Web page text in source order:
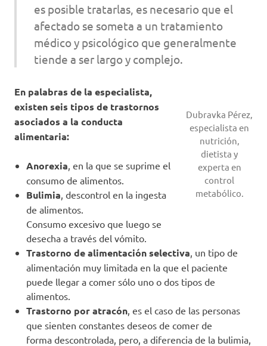
es posible tratarlas, es necesario que el
afectado se someta a un tratamiento
médico y psicológico que generalmente
tiende a ser largo y complejo.
Dubravka Pérez,
especialista en
nutrición,
dietista y
experta en
control
metabólico.
En palabras de la especialista,
existen seis tipos de trastornos
asociados a la conducta
alimentaria:
Anorexia, en la que se suprime el
consumo de alimentos.
Bulimia, descontrol en la ingesta
de alimentos.
Consumo excesivo que luego se
desecha a través del vómito.
Trastorno de alimentación selectiva, un tipo de
alimentación muy limitada en la que el paciente
puede llegar a comer sólo uno o dos tipos de
alimentos.
Trastorno por atracón, es el caso de las personas
que sienten constantes deseos de comer de
forma descontrolada, pero, a diferencia de la bulimia,